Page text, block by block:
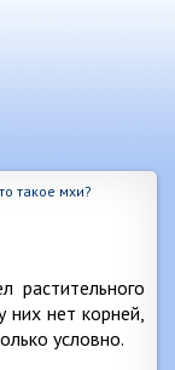
такое мхи?
них нет корней,
условно.